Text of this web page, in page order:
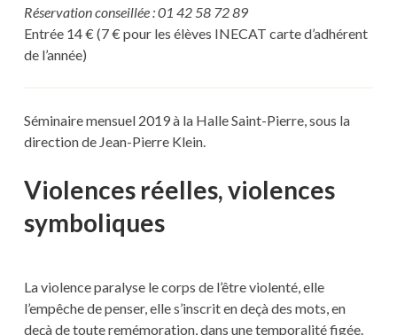
Réservation conseillée : 01 42 58 72 89
Entrée 14 € (7 € pour les élèves INECAT carte d’adhérent
de l’année)
Séminaire mensuel 2019 à la Halle Saint-Pierre, sous la
direction de Jean-Pierre Klein.
Violences réelles, violences
symboliques
La violence paralyse le corps de l’être violenté, elle
l’empêche de penser, elle s’inscrit en deçà des mots, en
deçà de toute remémoration, dans une temporalité figée.